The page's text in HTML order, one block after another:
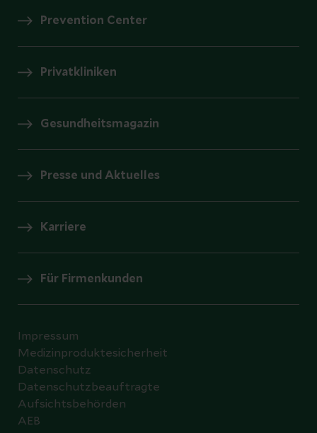
Prevention Center
Privatkliniken
Gesundheitsmagazin
Presse und Aktuelles
Karriere
Für Firmenkunden
Impressum
Medizinproduktesicherheit
Datenschutz
Datenschutzbeauftragte
Aufsichtsbehörden
AEB